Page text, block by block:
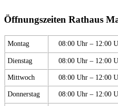
Öffnungszeiten Rathaus
Montag 08:00 Uhr – 12:00
Dienstag 08:00 Uhr – 12:00
Mittwoch 08:00 Uhr – 12:00
Donnerstag 08:00 Uhr – 12:00